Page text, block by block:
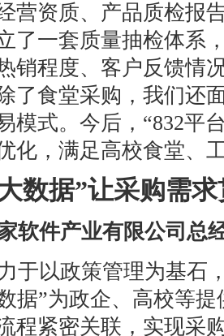
营资质、产品质检报
了一套质量抽检体系
销程度、客户反馈情
了食堂采购，我们还
模式。今后，“832平
化，满足高校食堂、
数据”让采购需
软件产业有限公司总
于以政策管理为基石
据”为政企、高校等
程紧密关联，实现采